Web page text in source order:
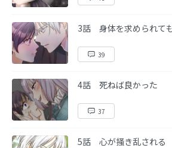
3話 身体を求められて
39
4話 死ねば良かった
37
5話 心が掻き乱される